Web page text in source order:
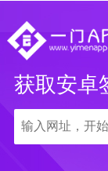
获取安卓